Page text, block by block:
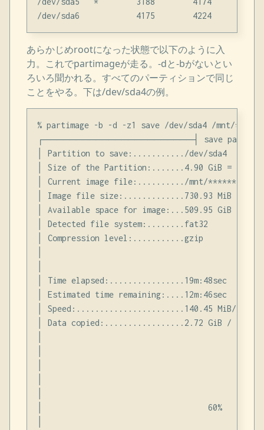
あらかじめrootになった状態で以下のように入
力。これでpartimageが走る。-dと-bがないとい
ろいろ聞かれる。すべてのパーティションで同じ
ことをやる。下は/dev/sda4の例。
% partimage -b -d -z1 save /dev/sda4 /mnt/
┌───────────────────────┤ save
│ Partition to save:.........../dev/
│ Size of the Partition:.......4.90 GiB =
│ Current image file:........../mnt/
│ Image file size:.............730.93
│ Available space for image:...509.95 GiB =
│ Detected file system:........fat32
│ Compression level:...........gzip
│ Time
│ Estimated time
│ Speed:.......................140.45 MiB/
│ Data copied:.................2.72 GiB /
│                                   60%